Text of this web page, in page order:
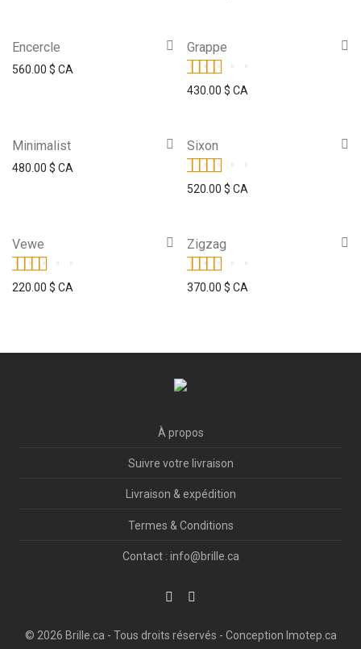
Encercle
560.00 $ CA
Grappe
Note5.00 sur 5
430.00 $ CA
Minimalist
480.00 $ CA
Sixon
Note5.00 sur 5
520.00 $ CA
Vewe
Note4.00
220.00 $ CA
Zigzag
Note5.00 sur 5
370.00 $ CA
À propos
Suivre votre livraison
Livraison & expédition
Termes & Conditions
Contact : info@brille.ca
© 2026 Brille.ca - Tous droits réservés - Conception Imotep.ca